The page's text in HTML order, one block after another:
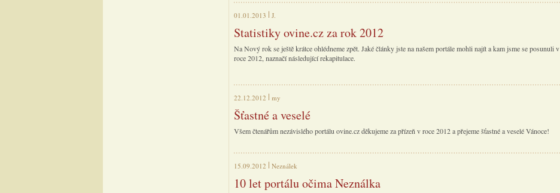
01.01.2013 J.
Statistiky ovine.cz za rok 2012
Na Nový rok se ještě krátce ohlédneme zpět. Jaké články jste na našem portále mohli najít a kam jsme se posunuli v
roce 2012, naznačí následující rekapitulace.
22.12.2012 my
Šťastné a veselé
Všem čtenářům nezávislého portálu ovine.cz děkujeme za přízeň v roce 2012 a přejeme šťastné a veselé Vánoce!
15.09.2012 Neználek
10 let portálu očima Neználka